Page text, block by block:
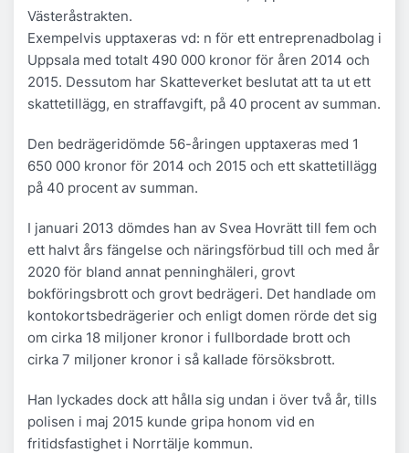
Västeråstrakten.
Exempelvis upptaxeras vd: n för ett entreprenadbolag i
Uppsala med totalt 490 000 kronor för åren 2014 och
2015. Dessutom har Skatteverket beslutat att ta ut ett
skattetillägg, en straffavgift, på 40 procent av summan.
Den bedrägeridömde 56-åringen upptaxeras med 1
650 000 kronor för 2014 och 2015 och ett skattetillägg
på 40 procent av summan.
I januari 2013 dömdes han av Svea Hovrätt till fem och
ett halvt års fängelse och näringsförbud till och med år
2020 för bland annat penninghäleri, grovt
bokföringsbrott och grovt bedrägeri. Det handlade om
kontokortsbedrägerier och enligt domen rörde det sig
om cirka 18 miljoner kronor i fullbordade brott och
cirka 7 miljoner kronor i så kallade försöksbrott.
Han lyckades dock att hålla sig undan i över två år, tills
polisen i maj 2015 kunde gripa honom vid en
fritidsfastighet i Norrtälje kommun.